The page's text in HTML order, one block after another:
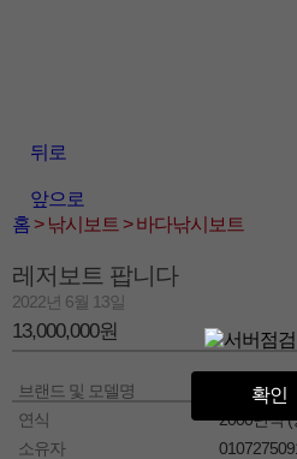
확인
뒤로
앞으로
홈 > 낚시보트 > 바다낚시보트
레저보트 팝니다
2022년 6월 13일
13,000,000원
브랜드 및 모델명
일본 | 모터
연식
2000년식
소유자